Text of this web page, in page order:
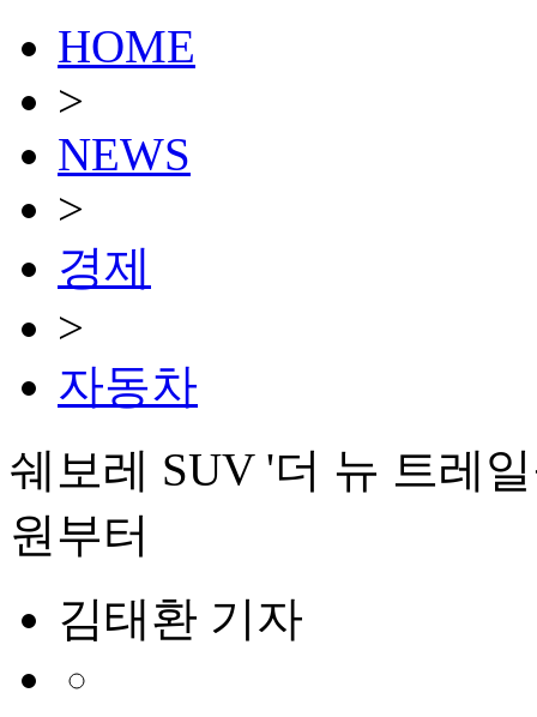
HOME
>
NEWS
>
경제
>
자동차
쉐보레 SUV '더 뉴 트레
원부터
김태환 기자